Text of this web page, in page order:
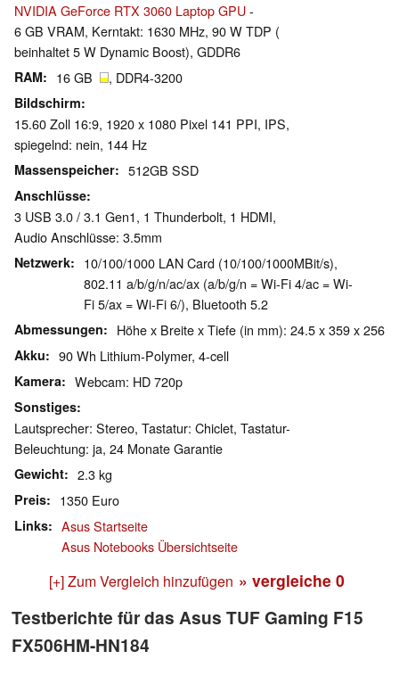
NVIDIA GeForce RTX 3060 Laptop GPU-
6 GB VRAM, Kerntakt: 1630 MHz, 90 W TDP (
beinhaltet 5 W Dynamic Boost), GDDR6
RAM 16 GB , DDR4-3200
Bildschirm
15.60 Zoll 16:9, 1920 x 1080 Pixel 141 PPI, IPS,
spiegelnd: nein, 144 Hz
Massenspeicher 512GB SSD
Anschlüsse
3 USB 3.0 / 3.1 Gen1, 1 Thunderbolt, 1 HDMI,
Audio Anschlüsse: 3.5mm
Netzwerk
10/100/1000 LAN Card (10/100/1000MBit/s),
802.11 a/b/g/n/ac/ax (a/b/g/n = Wi-Fi 4/ac = Wi-
Fi 5/ax = Wi-Fi 6/), Bluetooth 5.2
Abmessungen Höhe x Breite x Tiefe (in mm): 24.5 x 359 x 256
Akku 90 Wh Lithium-Polymer, 4-cell
Kamera Webcam: HD 720p
Sonstiges
Lautsprecher: Stereo, Tastatur: Chiclet, Tastatur-
Beleuchtung: ja, 24 Monate Garantie
Gewicht 2.3 kg
Preis 1350 Euro
Links
Asus Startseite
Asus Notebooks Übersichtseite
[+] Zum Vergleich hinzufügen » vergleiche 0
Testberichte für das Asus TUF Gaming F15
FX506HM-HN184